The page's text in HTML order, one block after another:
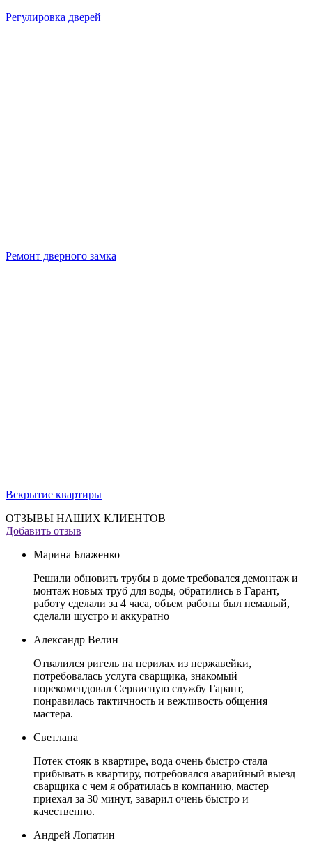
Регулировка дверей
Ремонт дверного замка
Вскрытие квартиры
ОТЗЫВЫ НАШИХ КЛИЕНТОВ
Добавить отзыв
Марина Блаженко
Решили обновить трубы в доме требовался демонтаж и
монтаж новых труб для воды, обратились в Гарант,
работу сделали за 4 часа, объем работы был немалый,
сделали шустро и аккуратно
Александр Велин
Отвалился ригель на перилах из нержавейки,
потребовалась услуга сварщика, знакомый
порекомендовал Сервисную службу Гарант,
понравилась тактичность и вежливость общения
мастера.
Светлана
Потек стояк в квартире, вода очень быстро стала
прибывать в квартиру, потребовался аварийный выезд
сварщика с чем я обратилась в компанию, мастер
приехал за 30 минут, заварил очень быстро и
качественно.
Андрей Лопатин